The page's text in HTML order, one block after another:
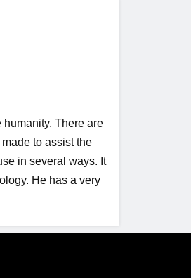
There are
to assist the
in several ways. It
He has a very